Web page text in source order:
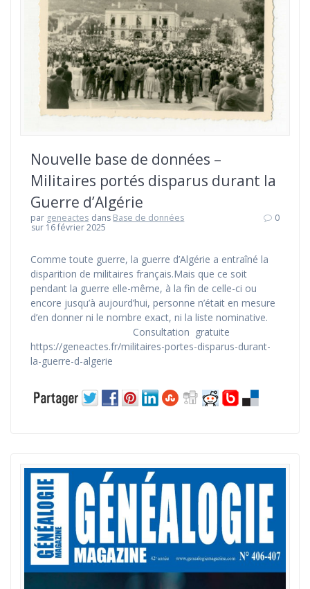
Nouvelle base de données –
Militaires portés disparus durant la
Guerre d’Algérie
par geneactes dans Base de données
sur 16 février 2025
0
Comme toute guerre, la guerre d’Algérie a entraîné la
disparition de militaires français.Mais que ce soit
pendant la guerre elle-même, à la fin de celle-ci ou
encore jusqu’à aujourd’hui, personne n’était en mesure
d’en donner ni le nombre exact, ni la liste nominative.
Consultation gratuite
https://geneactes.fr/militaires-portes-disparus-durant-
la-guerre-d-algerie